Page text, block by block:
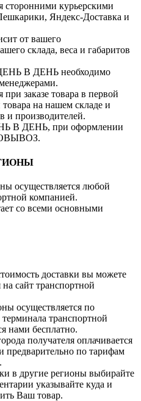
сторонними курьерскими
Яндекс-Доставка и
от вашего
склада, веса и габаритов
В ДЕНЬ необходимо
при заказе товара в первой
на нашем складе и
и производителей.
В ДЕНЬ, при оформлении
осуществляется любой
компанией.
со всеми основными
доставки вы можете
на сайт транспортной
осуществляется по
транспортной
нами бесплатно.
получателя оплачивается
по тарифам
в другие регионы выбирайте
указывайте куда и
Ваш товар.